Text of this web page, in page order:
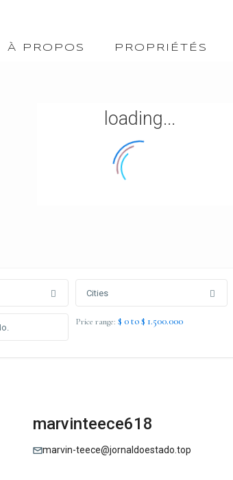
À PROPOS PROPRIÉTÉS
loading...
Cities
Price range: $ 0 to $ 1.500.000
marvinteece618
marvin-teece@jornaldoestado.top